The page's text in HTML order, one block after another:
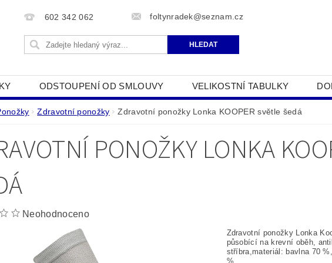
602 342 062 foltynradek@seznam.cz
ODSTOUPENÍ OD SMLOUVY VELIKOSTNÍ TABULKY
JAK POUŽÍVÁME COOKIES PODMÍNKY OCHRANY OSOBNÍCH ÚDAJŮ
Zdravotní ponožky Zdravotní ponožky Lonka KOOPER světle šedá
PONOŽKY LONKA
Neohodnoceno
Zdravotní ponožky Lonka
působící na krevní oběh,
stříbra,materiál: bavlna 70
%.